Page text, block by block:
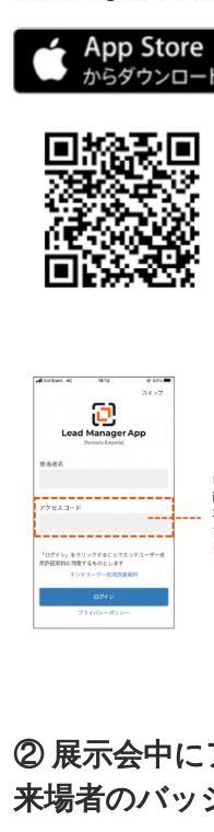
② 展示会中に
来場者のバッ